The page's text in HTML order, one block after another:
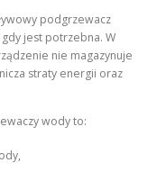
podgrzewacz
jest potrzebna. W
nie magazynuje
straty energii oraz
wody to: